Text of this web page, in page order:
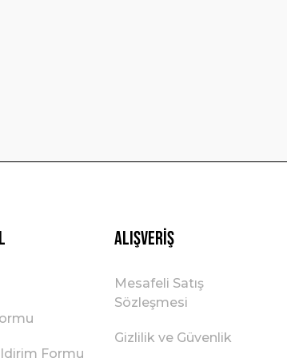
Formu
Alışveriş
Mesafeli Satış
Sözleşmesi
Gizlilik ve Güvenlik